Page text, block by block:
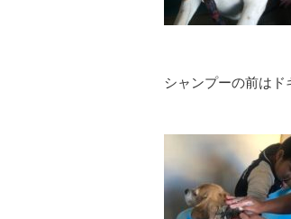
シャンプーの前はド